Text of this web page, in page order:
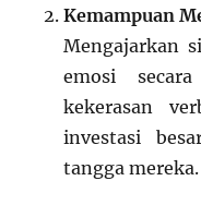
Kemampuan
Mengajarkan
emosi
kekerasan
investasi
tangga mereka.